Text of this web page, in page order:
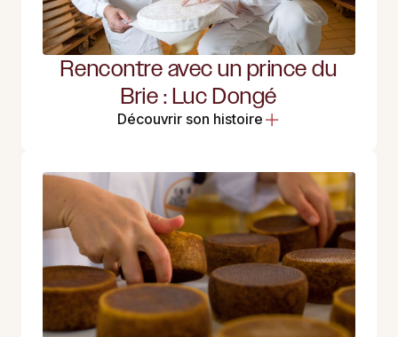
Rencontre avec un prince du
Brie : Luc Dongé
Découvrir son histoire